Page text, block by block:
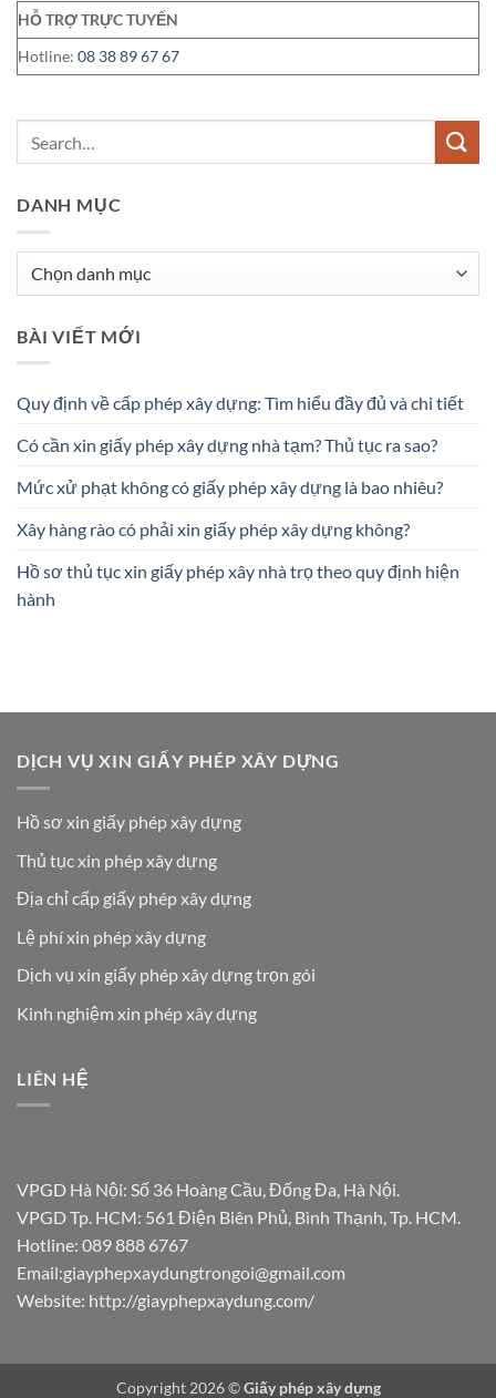
HỖ TRỢ TRỰC TUYẾN
Hotline: 08 38 89 67 67
DANH MỤC
BÀI VIẾT MỚI
Quy định về cấp phép xây dựng: Tìm hiểu đầy đủ và chi tiết
Có cần xin giấy phép xây dựng nhà tạm? Thủ tục ra sao?
Mức xử phạt không có giấy phép xây dựng là bao nhiêu?
Xây hàng rào có phải xin giấy phép xây dựng không?
Hồ sơ thủ tục xin giấy phép xây nhà trọ theo quy định hiện
hành
DỊCH VỤ XIN GIẤY PHÉP XÂY DỰNG
Hồ sơ xin giấy phép xây dựng
Thủ tục xin phép xây dựng
Địa chỉ cấp giấy phép xây dựng
Lệ phí xin phép xây dựng
Dịch vụ xin giấy phép xây dựng trọn gói
Kinh nghiệm xin phép xây dựng
LIÊN HỆ
VPGD Hà Nội: Số 36 Hoàng Cầu, Đống Đa, Hà Nội.
VPGD Tp. HCM: 561 Điện Biên Phủ, Bình Thạnh, Tp. HCM.
Hotline: 089 888 6767
Email:giayphepxaydungtrongoi@gmail.com
Website: http://giayphepxaydung.com/
Copyright 2026 ©Giấy phép xây dựng